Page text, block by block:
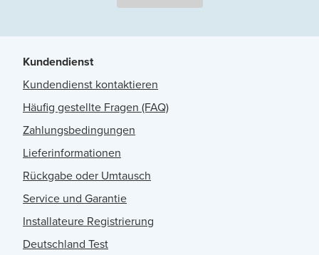
Kundendienst
Kundendienst kontaktieren
Häufig gestellte Fragen (FAQ)
Zahlungsbedingungen
Lieferinformationen
Rückgabe oder Umtausch
Service und Garantie
Installateure Registrierung
Deutschland Test